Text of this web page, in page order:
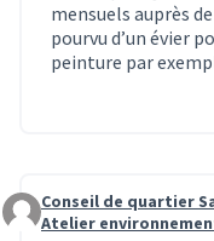
mensuels auprès
pourvu d’un évier
peinture par
Commentaire 885
Conseil de quartier
Atelier